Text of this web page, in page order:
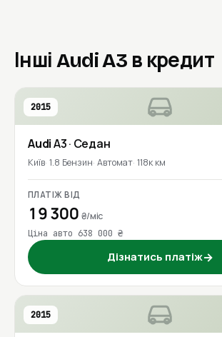
Інші Audi A3 в кредит
2015
AudiA3· Седан
Київ 1.8 Бензин Автомат 118к км
ПЛАТІЖ ВІД
19 300 ₴/міс
Ціна авто 638 000 ₴
Дізнатись платіж→
2015